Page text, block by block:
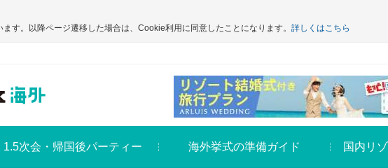
す。以降ページ遷移した場合は、Cookie利用に同意したことになります。 詳しくはこちら
1.5次会・帰国後パーティー 海外挙式の準備ガイド 国内リ